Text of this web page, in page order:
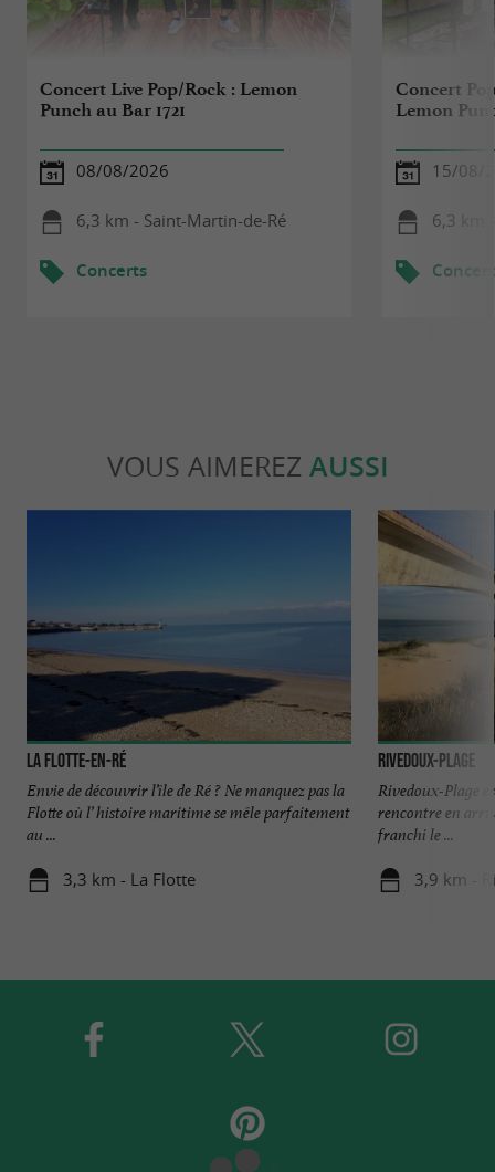
Concert Live Pop/Rock : Lemon
Punch au Bar 1721
08/08/2026
6,3 km - Saint-Martin-de-Ré
Concerts
Concert
Lemon
15/08/
6,3 km
VOUS AIMEREZ AUSSI
La Flotte-en-Ré
Envie de découvrir l’île de Ré ? Ne manquez pas la
Flotte où l’ histoire maritime se mêle parfaitement
au ...
3,3 km - La Flotte
Rivedoux-Plage
Rivedoux-Plage
rencontre en
franchi le ...
3,9 km -